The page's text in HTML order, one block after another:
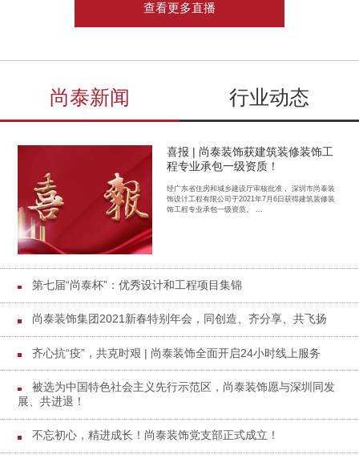
查看更多直播
尚泰新闻 行业动态
喜报 | 尚泰装饰获建筑装修装饰工
程专业承包一级资质！
经广东省住房和城乡建设厅审核批准， 深圳市尚泰装
饰设计工程有限公司于2021年7月6日获得建筑装修装
饰工程专业承包一级资质。 ...
第七届“尚泰杯”：优秀设计和工程项目集锦
尚泰装饰集团2021新春特别年会，同创造、齐分享、共飞扬
齐心抗“疫”，共克时艰 | 尚泰装饰全面开启24小时线上服务
被选为中国特色社会主义先行示范区，尚泰装饰愿与深圳同发
展、共进退！
不忘初心，精进成长！尚泰装饰党支部正式成立！